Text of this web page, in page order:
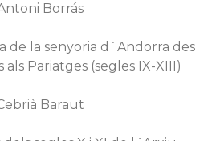
Borrás
de la senyoria d´Andorra des
Pariatges (segles IX-XIII)
Baraut